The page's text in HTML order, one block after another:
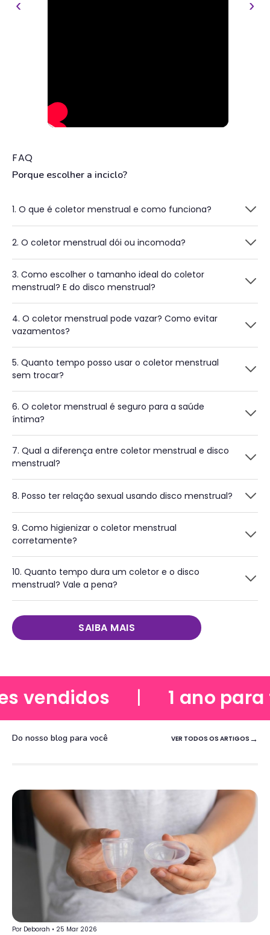
‹ ›
FAQ
Porque escolher a inciclo?
1. O que é coletor menstrual e como funciona?
2. O coletor menstrual dói ou incomoda?
3. Como escolher o tamanho ideal do coletor
menstrual? E do disco menstrual?
4. O coletor menstrual pode vazar? Como evitar
vazamentos?
5. Quanto tempo posso usar o coletor menstrual
sem trocar?
6. O coletor menstrual é seguro para a saúde
íntima?
7. Qual a diferença entre coletor menstrual e disco
menstrual?
8. Posso ter relação sexual usando disco menstrual?
9. Como higienizar o coletor menstrual
corretamente?
10. Quanto tempo dura um coletor e o disco
menstrual? Vale a pena?
SAIBA MAIS
1 ano para
Do nosso blog para você VER TODOS OS ARTIGOS
Por Deborah • 25 Mar 2026